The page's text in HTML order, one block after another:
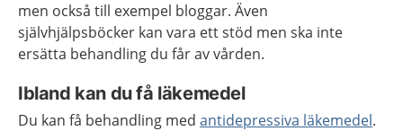
men också till exempel bloggar. Även
självhjälpsböcker kan vara ett stöd men ska inte
ersätta behandling du får av vården.
Ibland kan du få läkemedel
Du kan få behandling med antidepressiva läkemedel.